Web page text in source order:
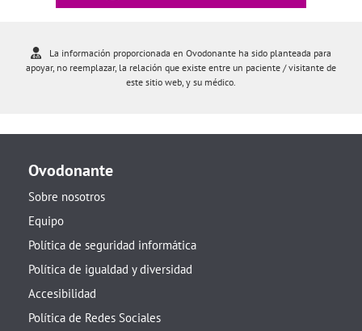
La información proporcionada en Ovodonante ha sido planteada para
apoyar, no reemplazar, la relación que existe entre un paciente / visitante de
este sitio web, y su médico.
Ovodonante
Sobre nosotros
Equipo
Política de seguridad informática
Política de igualdad y diversidad
Accesibilidad
Política de Redes Sociales